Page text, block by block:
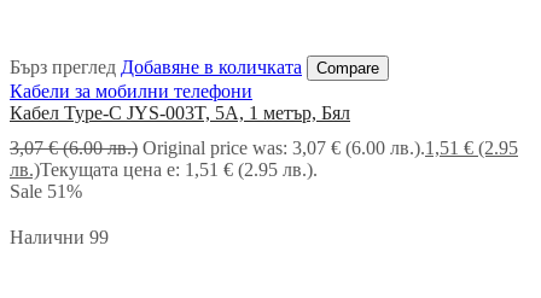
Бърз преглед Добавяне в количката Compare
Кабели за мобилни телефони
Кабел Type-C JYS-003T, 5A, 1 метър, Бял
3,07€ (6.00 лв.) Original price was: 3,07 € (6.00 лв.).1,51 € (2.95
лв.)Текущата цена е: 1,51 € (2.95 лв.).
Sale 51%
Налични 99